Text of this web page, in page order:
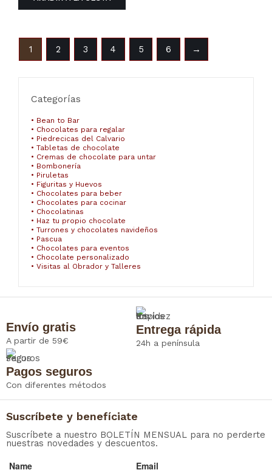
Categorías
• Bean to Bar
• Chocolates para regalar
• Piedrecicas del Calvario
• Tabletas de chocolate
• Cremas de chocolate para untar
• Bombonería
• Piruletas
• Figuritas y Huevos
• Chocolates para beber
• Chocolates para cocinar
• Chocolatinas
• Haz tu propio chocolate
• Turrones y chocolates navideños
• Pascua
• Chocolates para eventos
• Chocolate personalizado
• Visitas al Obrador y Talleres
1 2 3 4 5 6 →
Envío gratis
A partir de 59€
Entrega rápida
24h a península
Pagos seguros
Con diferentes métodos
Suscríbete y benefíciate
Suscríbete a nuestro BOLETÍN MENSUAL para no perderte
nuestras novedades y descuentos.